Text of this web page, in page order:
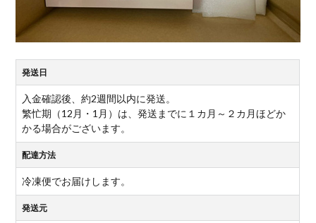
発送日
入金確認後、約2週間以内に発送。
繁忙期（12月・1月）は、発送までに１カ月～２カ月ほどか
かる場合がございます。
配達方法
冷凍便でお届けします。
発送元